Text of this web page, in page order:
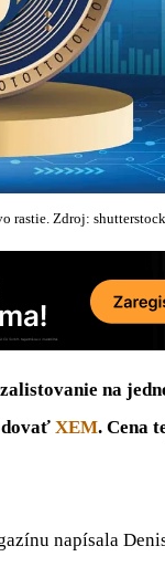
rastie. Zdroj:
na
XEM. Cena
napísala